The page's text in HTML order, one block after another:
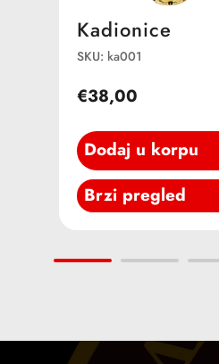
Kadionice
SKU: ka001
€38,00
Dodaj u korpu
Brzi pregled